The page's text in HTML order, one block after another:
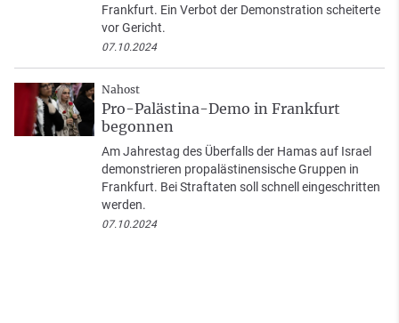
Frankfurt. Ein Verbot der Demonstration scheiterte
vor Gericht.
07.10.2024
Nahost
Pro-Palästina-Demo in Frankfurt
begonnen
Am Jahrestag des Überfalls der Hamas auf Israel
demonstrieren propalästinensische Gruppen in
Frankfurt. Bei Straftaten soll schnell eingeschritten
werden.
07.10.2024